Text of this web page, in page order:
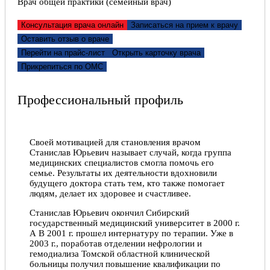
доверить Татьяне Геннадьевне самое важное – наше
Татьяна, 23.11.2021
Отлично!
благодарность кардиологу Татьяне Геннадьевне
Нонка за профессионализм, современные методы
выполнение своих обязанностей. Для меня, как
пациента, крайне важно, что в клинике встречаешься
с компетентностью и высокой квалификацией
профессионалов, добрым человеческим
отношением. От всей души выражаю вам
благодарность за ваш важный, благородный труд!
Желаю коллективу ЦСМ крепкого здоровья,
благополучия и процветания, дальнейших успехов в
работе, удачи во всем!
Виктор, 21.11.2021
Отлично!
Консультация врача онлайн
Записаться на прием к врачу
Оставить отзыв о враче
Перейти на прайс-лист
Открыть карточку врача
Прикрепиться по ОМС
Профессиональный профиль
Своей мотивацией для становления врачом
Станислав Юрьевич называет случай, когда группа
медицинских специалистов смогла помочь его
семье. Результаты их деятельности вдохновили
будущего доктора стать тем, кто также помогает
людям, делает их здоровее и счастливее.
Станислав Юрьевич окончил Сибирский
государственный медицинский университет в 2000 г.
А В 2001 г. прошел интернатуру по терапии. Уже в
2003 г., поработав отделении нефрологии и
гемодиализа Томской областной клинической
больницы получил повышение квалификации по